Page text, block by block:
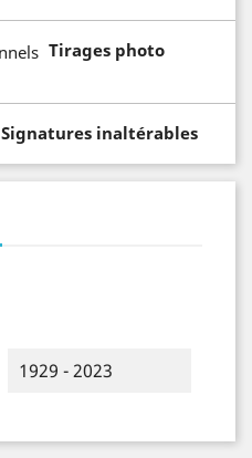
Tirages photo
Signatures inaltérables
1929 - 2023